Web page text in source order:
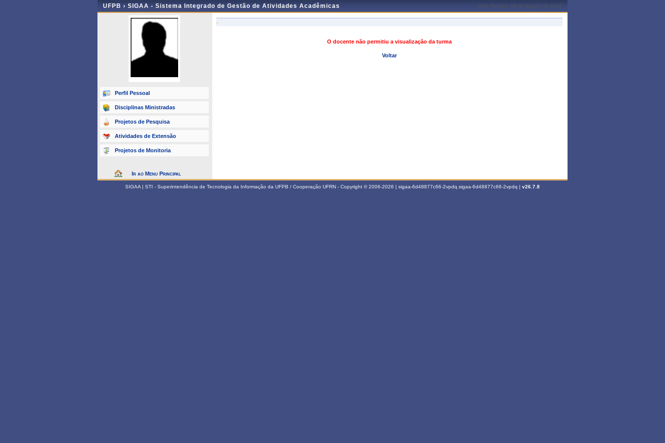
UFPB › SIGAA - Sistema Integrado de Gestão de Atividades Acadêmicas João Pessoa, 06 de Agosto de 2026
Perfil Pessoal
Disciplinas Ministradas
Projetos de Pesquisa
Atividades de Extensão
Projetos de Monitoria
Ir ao Menu Principal
-
O docente não permitiu a visualização da turma
Voltar
SIGAA | STI - Superintendência de Tecnologia da Informação da UFPB / Cooperação UFRN - Copyright © 2006-2026 | sigaa-6d48877c66-2vpdq.sigaa-6d48877c66-2vpdq | v26.7.8